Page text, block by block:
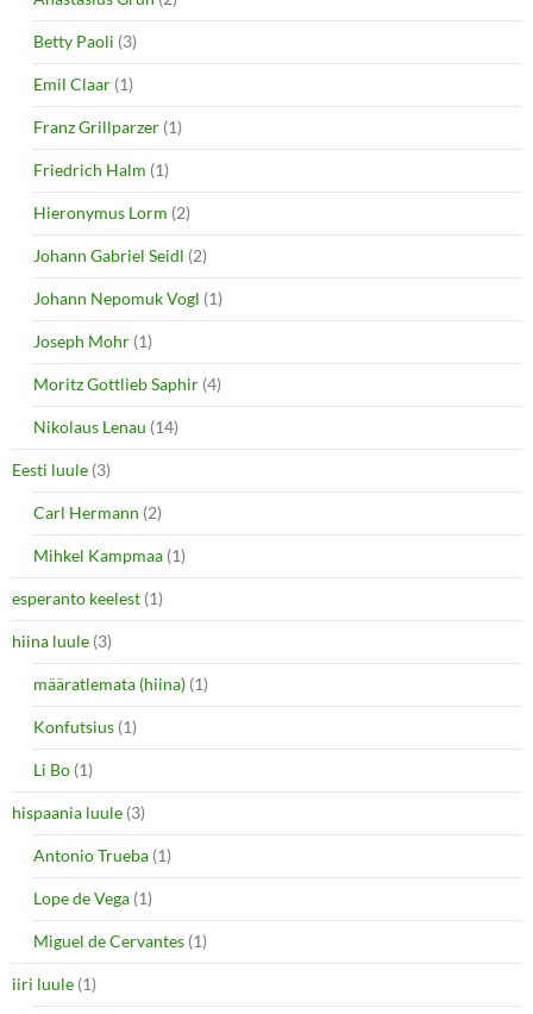
Betty Paoli (3)
Emil Claar (1)
Franz Grillparzer (1)
Friedrich Halm (1)
Hieronymus Lorm (2)
Johann Gabriel Seidl (2)
Johann Nepomuk Vogl (1)
Joseph Mohr (1)
Moritz Gottlieb Saphir (4)
Nikolaus Lenau (14)
Eesti luule (3)
Carl Hermann (2)
Mihkel Kampmaa (1)
esperanto keelest (1)
hiina luule (3)
määratlemata (hiina) (1)
Konfutsius (1)
Li Bo (1)
hispaania luule (3)
Antonio Trueba (1)
Lope de Vega (1)
Miguel de Cervantes (1)
iiri luule (1)